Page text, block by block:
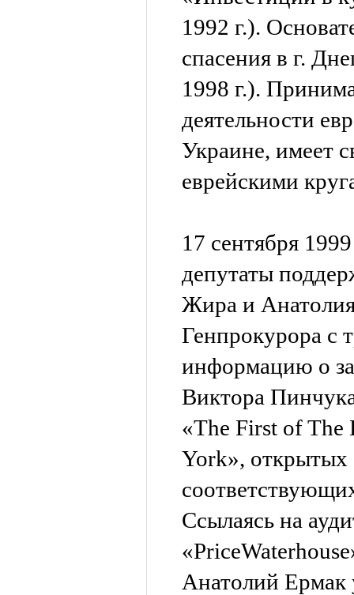
1992 г.).
спасения в г.
1998 г.).
деятельности
Украине, имеет
еврейскими
17 сентября
депутаты
Жира и
Генпрокурора с
информацию о
Виктора
«The First of The
York», открытых
Ссылаясь на
Анатолий Ермак